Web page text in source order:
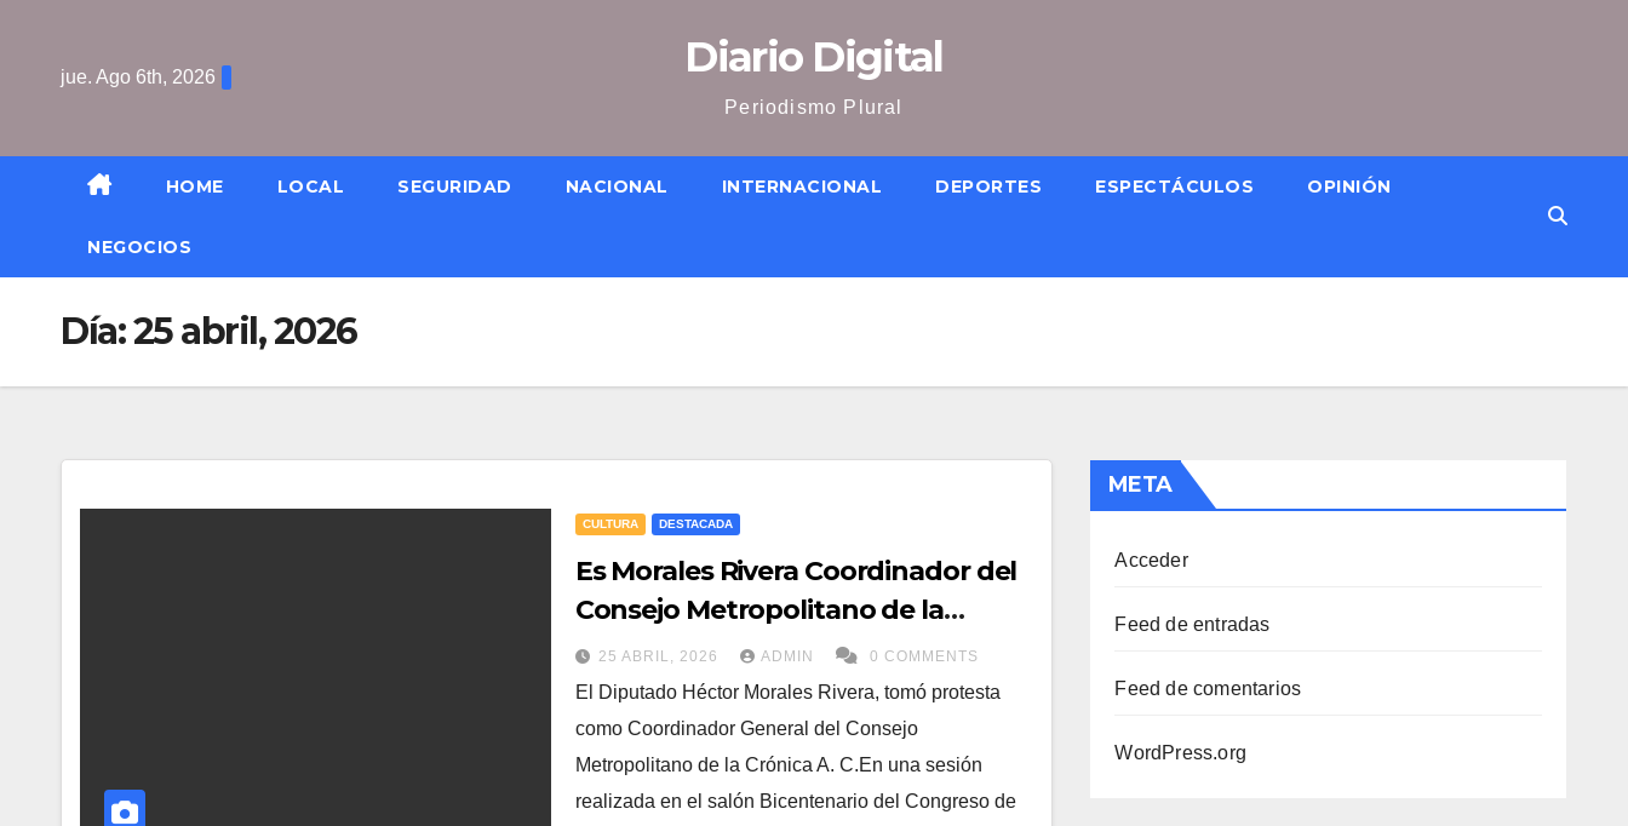
contenido
jue. Ago 6th, 2026 Diario Digital
Periodismo Plural
HOME LOCAL SEGURIDAD NACIONAL INTERNACIONAL DEPORTES ESPECTÁCULOS OPINIÓN
NEGOCIOS
Día:25 abril, 2026
CULTURA DESTACADA
Es Morales Rivera Coordinador del
Consejo Metropolitano de la
Crónica en NL
25 ABRIL, 2026 ADMIN 0 COMMENTS
El Diputado Héctor Morales Rivera, tomó protesta
como Coordinador General del Consejo
Metropolitano de la Crónica A. C.En una sesión
realizada en el salón Bicentenario del Congreso de
META
Acceder
Feed de entradas
Feed de comentarios
WordPress.org